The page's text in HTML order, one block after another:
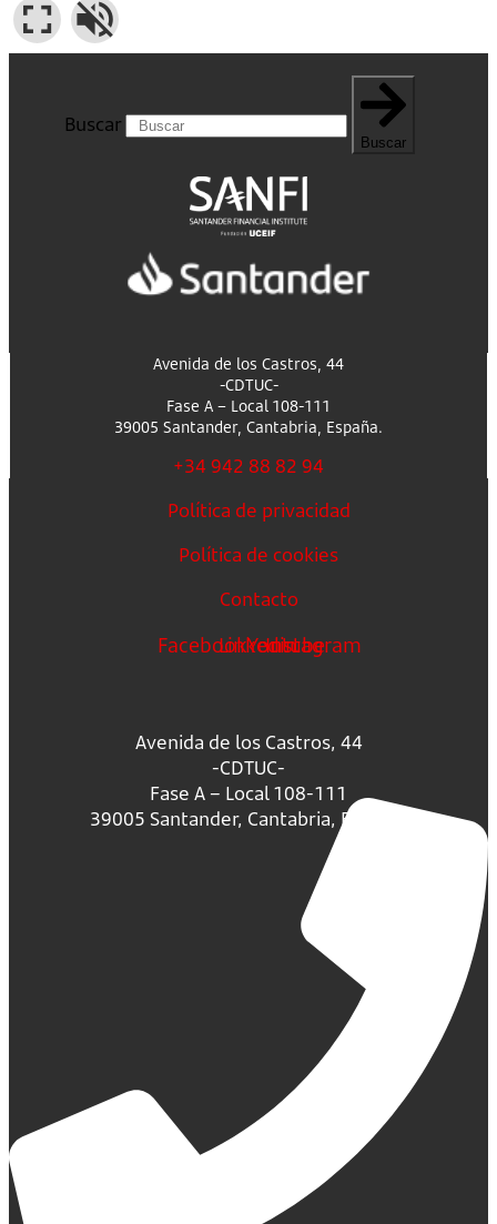
Buscar
Buscar
Avenida de los Castros, 44
-CDTUC-
Fase A – Local 108-111
39005 Santander, Cantabria, España.
+34 942 88 82 94
Política de privacidad
Política de cookies
Contacto
FacebookLinkedin
Youtube
Instagram
Avenida de los Castros, 44
-CDTUC-
Fase A – Local 108-111
39005 Santander, Cantabria, España.